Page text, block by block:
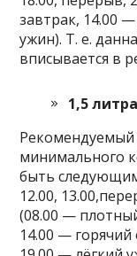
завтрак, 14.00
ужин). Т. е.
вписывается в
1,5 литра
Рекомендуемый
минимального
быть
12.00,
(08.00 —
14.00 —